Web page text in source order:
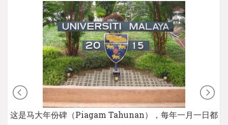
这是马大年份碑（Piagam Tahunan），每年一月一日都